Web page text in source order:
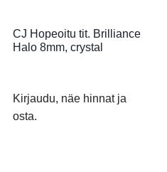
CJ Hopeoitu tit. Brilliance
Halo 8mm, crystal
Kirjaudu, näe hinnat ja
osta.